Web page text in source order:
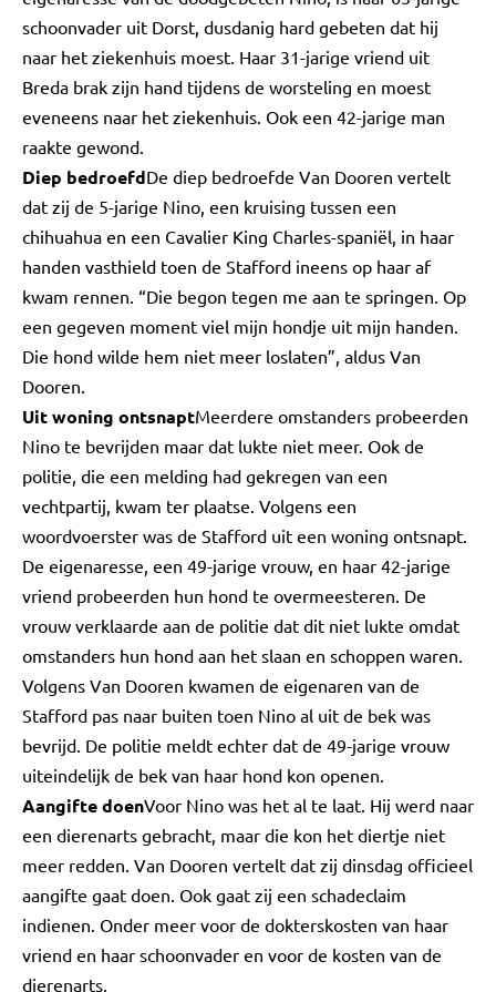
schoonvader uit Dorst, dusdanig hard gebeten dat hij
naar het ziekenhuis moest. Haar 31-jarige vriend uit
Breda brak zijn hand tijdens de worsteling en moest
eveneens naar het ziekenhuis. Ook een 42-jarige man
raakte gewond.
Diep bedroefdDe diep bedroefde Van Dooren vertelt
dat zij de 5-jarige Nino, een kruising tussen een
chihuahua en een Cavalier King Charles-spaniël, in haar
handen vasthield toen de Stafford ineens op haar af
kwam rennen. “Die begon tegen me aan te springen. Op
een gegeven moment viel mijn hondje uit mijn handen.
Die hond wilde hem niet meer loslaten”, aldus Van
Dooren.
Uit woning ontsnaptMeerdere omstanders probeerden
Nino te bevrijden maar dat lukte niet meer. Ook de
politie, die een melding had gekregen van een
vechtpartij, kwam ter plaatse. Volgens een
woordvoerster was de Stafford uit een woning ontsnapt.
De eigenaresse, een 49-jarige vrouw, en haar 42-jarige
vriend probeerden hun hond te overmeesteren. De
vrouw verklaarde aan de politie dat dit niet lukte omdat
omstanders hun hond aan het slaan en schoppen waren.
Volgens Van Dooren kwamen de eigenaren van de
Stafford pas naar buiten toen Nino al uit de bek was
bevrijd. De politie meldt echter dat de 49-jarige vrouw
uiteindelijk de bek van haar hond kon openen.
Aangifte doenVoor Nino was het al te laat. Hij werd naar
een dierenarts gebracht, maar die kon het diertje niet
meer redden. Van Dooren vertelt dat zij dinsdag officieel
aangifte gaat doen. Ook gaat zij een schadeclaim
indienen. Onder meer voor de dokterskosten van haar
vriend en haar schoonvader en voor de kosten van de
dierenarts.